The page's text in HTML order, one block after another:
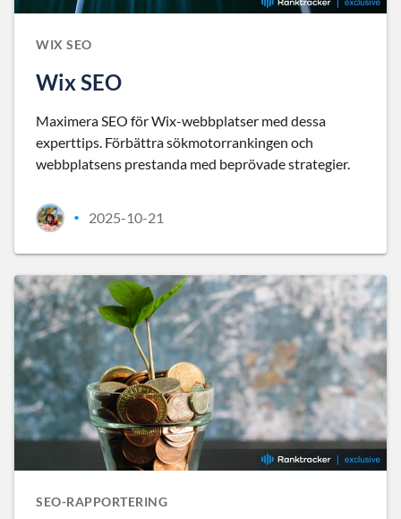
WIX SEO
Wix SEO
Maximera SEO för Wix-webbplatser med dessa
experttips. Förbättra sökmotorrankingen och
webbplatsens prestanda med beprövade strategier.
• 2025-10-21
SEO-RAPPORTERING